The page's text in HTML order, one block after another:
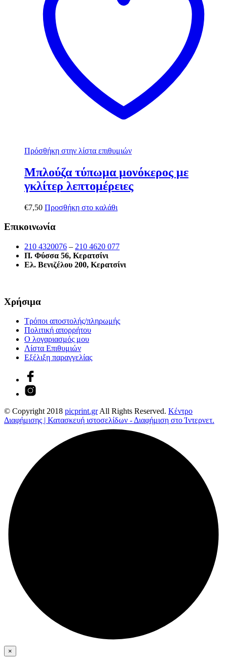
Πρόσθήκη στην λίστα επιθυμιών
Μπλούζα τύπωμα μονόκερος με
γκλίτερ λεπτομέρειες
€7,50 Προσθήκη στο καλάθι
Επικοινωνία
210 4320076 – 210 4620 077
Π. Φύσσα 56, Κερατσίνι
Ελ. Βενιζέλου 200, Κερατσίνι
Χρήσιμα
Τρόποι αποστολής/πληρωμής
Πολιτική απορρήτου
Ο λογαριασμός μου
Λίστα Επιθυμιών
Εξέλιξη παραγγελίας
© Copyright 2018 picprint.grAll Rights Reserved. Κέντρο
Διαφήμισης | Κατασκευή ιστοσελίδων - Διαφήμιση στο Ίντερνετ.
×